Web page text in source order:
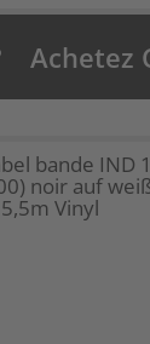
Achetez
bande IND
noir auf
Vinyl